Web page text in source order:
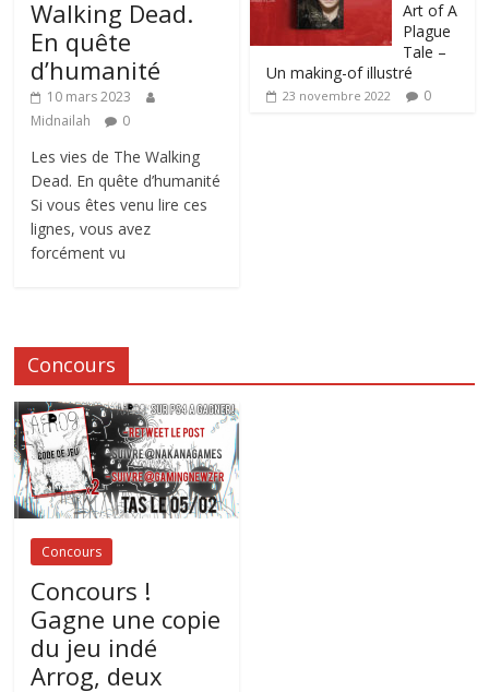
Walking Dead.
En quête
d’humanité
10 mars 2023
Midnailah
0
Les vies de The Walking
Dead. En quête d’humanité
Si vous êtes venu lire ces
lignes, vous avez
forcément vu
Art of A
Plague
Tale –
Un making-of illustré
23 novembre 2022 0
Concours
Concours
Concours !
Gagne une copie
du jeu indé
Arrog, deux